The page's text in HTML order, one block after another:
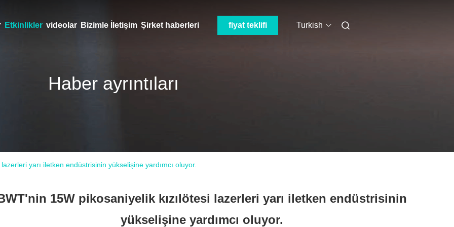
Etkinlikler videolar Bizimle İletişim Şirket haberleri fiyat teklifi Turkish
Haber ayrıntıları
yarı iletken endüstrisinin yükselişine yardımcı oluyor.
15W pikosaniyelik kızılötesi lazerleri yarı iletken endüstrisinin
yükselişine yardımcı oluyor.